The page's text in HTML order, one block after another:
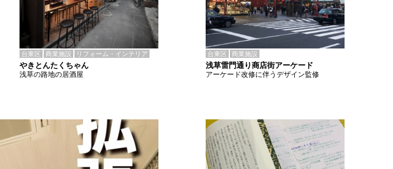
台東区 商業施設 リフォーム・インテリア
やきとんたくちゃん
浅草の路地の居酒屋
台東区 商業施設
浅草雷門通り商店街アーケード
アーケード改修に伴うデザイン監修